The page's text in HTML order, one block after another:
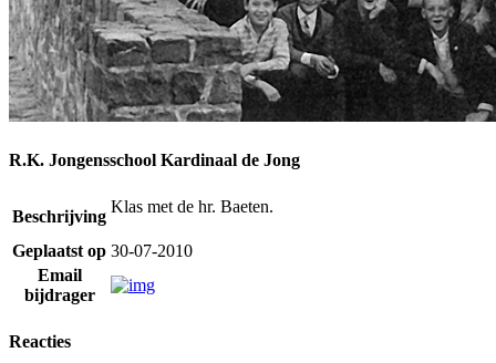
R.K. Jongensschool Kardinaal de Jong
Beschrijving
Klas met de hr. Baeten.
Geplaatst op 30-07-2010
Email
bijdrager
Reacties